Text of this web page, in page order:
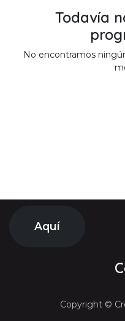
Todavía
No encontramos
Aquí
Copyright ©